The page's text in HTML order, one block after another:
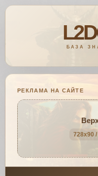
РЕКЛАМА НА САЙТЕ
728x90